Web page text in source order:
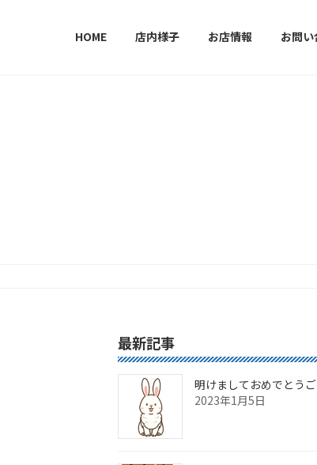
HOME 店内様子 お店情報 お問
最新記事
明けましておめでとう
2023年1月5日